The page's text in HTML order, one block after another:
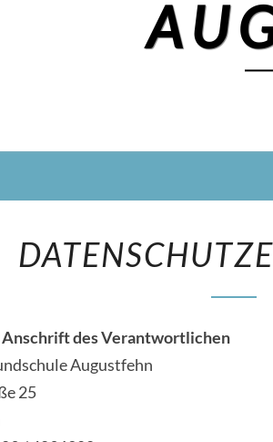
Anschrift des Verantwortlichen
Augustfehn
25